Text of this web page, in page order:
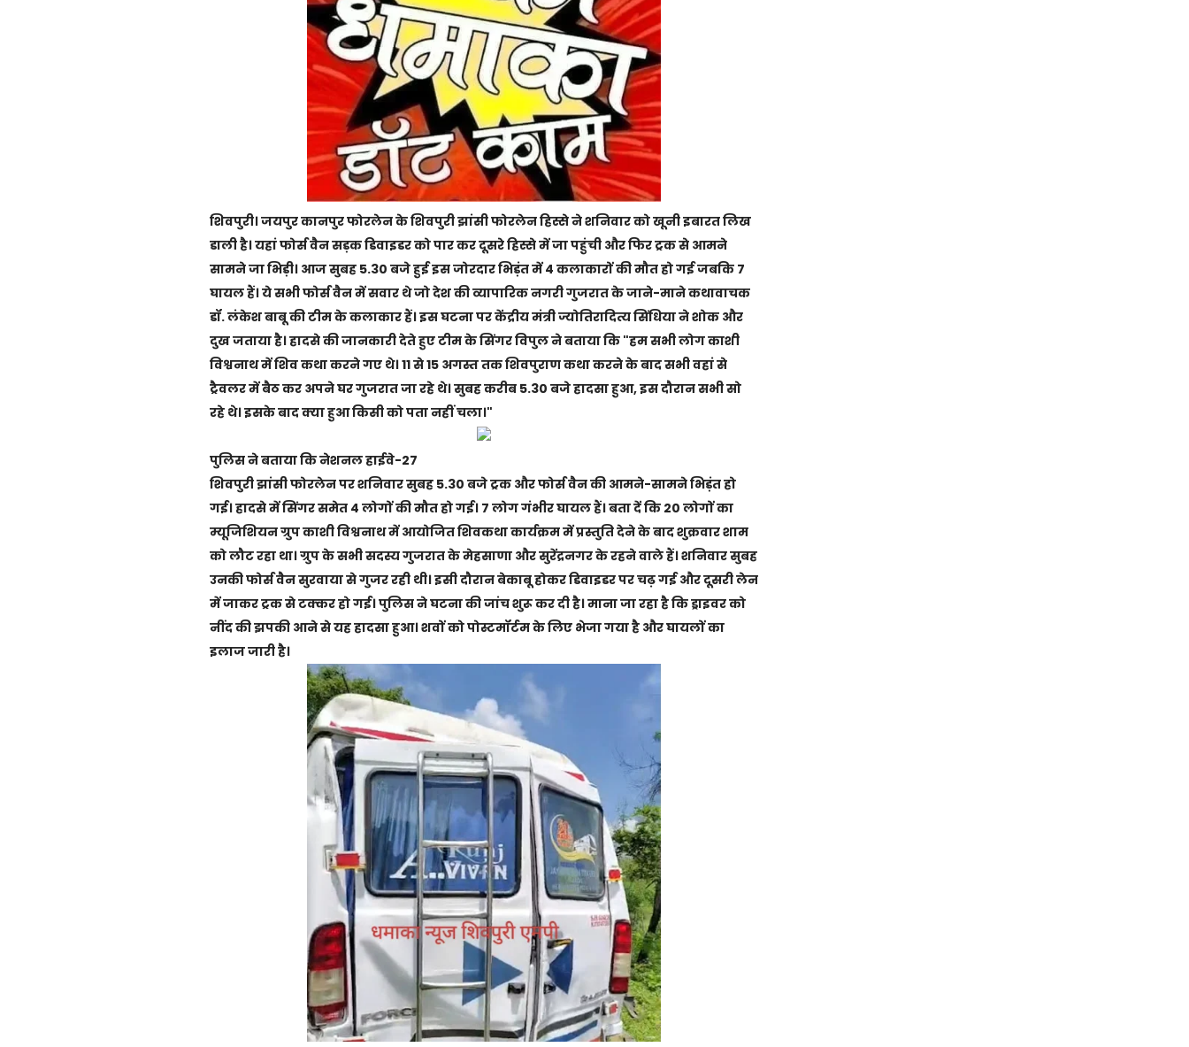
शिवपुरी। जयपुर कानपुर फोरलेन के शिवपुरी झांसी फोरलेन हिस्से ने शनिवार को खूनी इबारत लिख
डाली है। यहां फोर्स वैन सड़क डिवाइडर को पार कर दूसरे हिस्से में जा पहुंची और फिर ट्रक से आमने
सामने जा भिड़ी। आज सुबह 5.30 बजे हुई इस जोरदार भिड़ंत में 4 कलाकारों की मौत हो गई जबकि 7
घायल हैं। ये सभी फोर्स वैन में सवार थे जोदेश की व्यापारिक नगरी गुजरात के जाने-माने कथावाचक
डॉ. लंकेश बाबू की टीम के कलाकार हैं। इस घटना पर केंद्रीय मंत्री ज्योतिरादित्य सिंधिया ने शोक और
दुख जताया है। हादसे की जानकारी देते हुए टीम के सिंगर विपुल ने बताया कि "हम सभी लोग काशी
विश्वनाथ में शिव कथा करने गए थे। 11 से 15 अगस्त तक शिवपुराण कथा करने के बाद सभीवहां से
ट्रैवलर में बैठ कर अपने घर गुजरात जा रहे थे। सुबह करीब 5.30 बजे हादसा हुआ, इस दौरान सभी सो
रहे थे। इसके बाद क्या हुआ किसी को पता नहीं चला।"
पुलिस ने बताया किनेशनल हाईवे-27
शिवपुरी झांसी फोरलेन पर शनिवार सुबह 5.30 बजे ट्रक और फोर्स वैन की आमने-सामने भिड़ंत हो
गई। हादसे में सिंगर समेत 4 लोगों की मौत हो गई। 7 लोग गंभीर घायल हैं। बता दें कि 20 लोगों का
म्यूजिशियन ग्रुप काशी विश्वनाथ में आयोजित शिवकथा कार्यक्रम में प्रस्तुति देने के बाद शुक्रवार शाम
को लौट रहा था। ग्रुप के सभी सदस्य गुजरात के मेहसाणा और सुरेंद्रनगर के रहने वाले हैं। शनिवार सुबह
उनकी फोर्स वैन सुरवाया से गुजर रही थी। इसी दौरान बेकाबू होकर डिवाइडर पर चढ़ गई और दूसरी लेन
में जाकर ट्रक से टक्कर हो गई।पुलिस ने घटना की जांच शुरू कर दी है। माना जा रहा है कि ड्राइवर को
नींद की झपकी आने से यह हादसा हुआ। शवों को पोस्टमॉर्टम के लिए भेजा गया है और घायलों का
इलाज जारी है।